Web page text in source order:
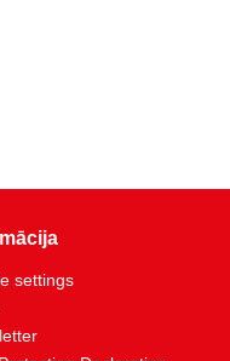
settings